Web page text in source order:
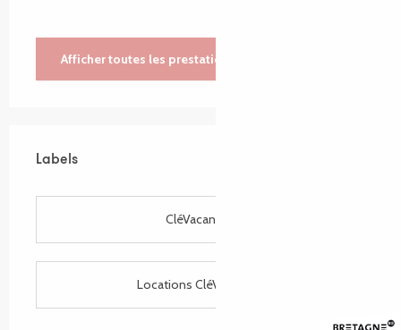
Afficher toutes les prestations
Labels
Labels
CléVacances
Locations CléVacances